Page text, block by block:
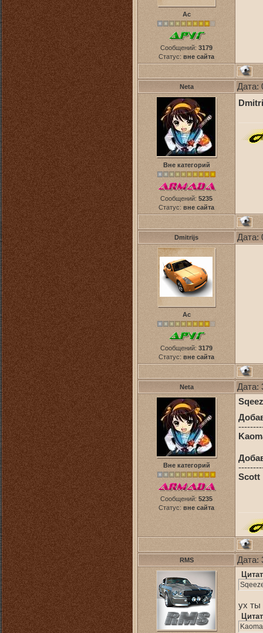
Ас
Сообщений: 3179
Статус: вне сайта
Neta Дата:
Вне категорий
Сообщений: 5235
Статус: вне сайта
Dmitrijs Дата:
Ас
Сообщений: 3179
Статус: вне сайта
Neta Дата:
Вне категорий
Сообщений: 5235
Статус: вне сайта
Scott
RMS Дата:
ух ты